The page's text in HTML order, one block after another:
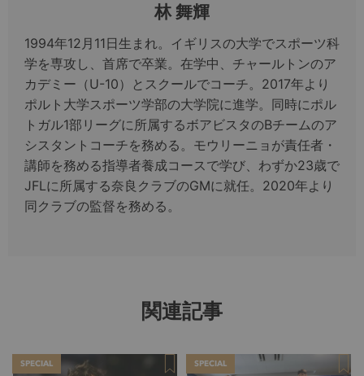
林 舞輝
1994年12月11日生まれ。イギリスの大学でスポーツ科
学を専攻し、首席で卒業。在学中、チャールトンのア
カデミー（U-10）とスクールでコーチ。2017年より
ポルト大学スポーツ学部の大学院に進学。同時にポル
トガル1部リーグに所属するボアビスタのBチームのア
シスタントコーチを務める。モウリーニョが責任者・
講師を務める指導者養成コースで学び、わずか23歳で
JFLに所属する奈良クラブのGMに就任。2020年より
同クラブの監督を務める。
関連記事
SPECIAL SPECIAL